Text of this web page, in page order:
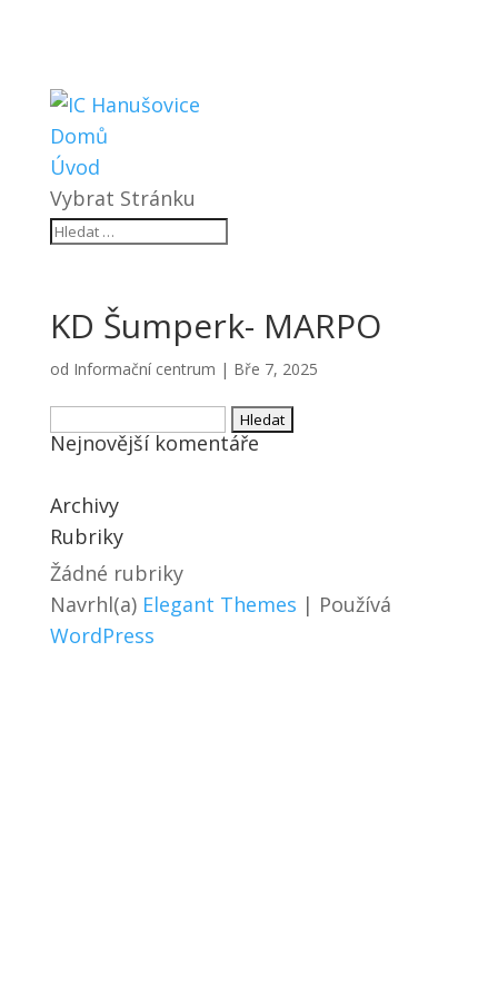
Domů
Úvod
Vybrat Stránku
KD Šumperk- MARPO
od Informační centrum | Bře 7, 2025
Vyhledávání
Nejnovější komentáře
Archivy
Rubriky
Žádné rubriky
Navrhl(a) Elegant Themes | Používá
WordPress